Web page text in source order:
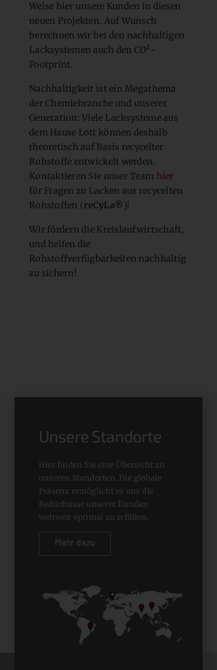
Weise hier unsere Kunden in diesen
neuen Projekten. Auf Wunsch
berechnen wir bei den nachhaltigen
Lacksystemen auch den CO²-
Footprint.
Nachhaltigkeit ist ein Megathema
der Chemiebranche und unserer
Generation: Viele Lacksysteme aus
dem Hause Lott können deshalb
theoretisch auf Basis recycelter
Rohstoffe entwickelt werden.
Kontaktieren Sie unser Team hier
für Fragen zu Lacken aus recycelten
Rohstoffen (reCyLa®)!
Wir fördern die Kreislaufwirtschaft,
und helfen die
Rohstoffverfügbarkeiten nachhaltig
zu sichern!
Unsere Standorte
Hier finden Sie eine Übersicht zu
unseren Standorten. Die globale
Präsenz ermöglicht es uns die
Bedürfnisse unserer Kunden
weltweit optimal zu erfüllen.
Mehr dazu